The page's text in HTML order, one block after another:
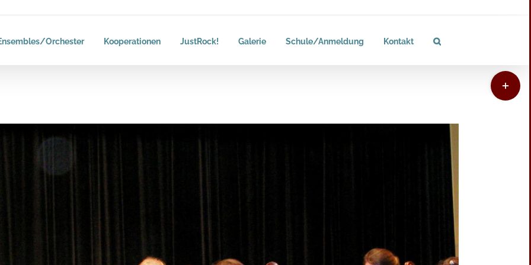
Orchester Kooperationen JustRock! Galerie Schule/Anmeldung Kontakt
Toggle
Sliding